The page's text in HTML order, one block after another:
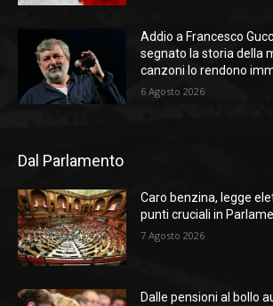
Addio a Francesco
segnato la storia della
canzoni lo rendono
6 Agosto 2026
Dal Parlamento
Caro benzina, legge
punti cruciali in
7 Agosto 2026
Dalle pensioni al bollo